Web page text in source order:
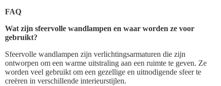
FAQ
Wat zijn sfeervolle wandlampen en waar worden ze voor
gebruikt?
Sfeervolle wandlampen zijn verlichtingsarmaturen die zijn
ontworpen om een warme uitstraling aan een ruimte te geven. Ze
worden veel gebruikt om een gezellige en uitnodigende sfeer te
creëren in verschillende interieurstijlen.